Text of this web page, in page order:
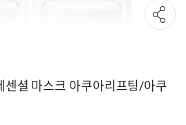
센셜 마스크 아쿠아리프팅/아쿠